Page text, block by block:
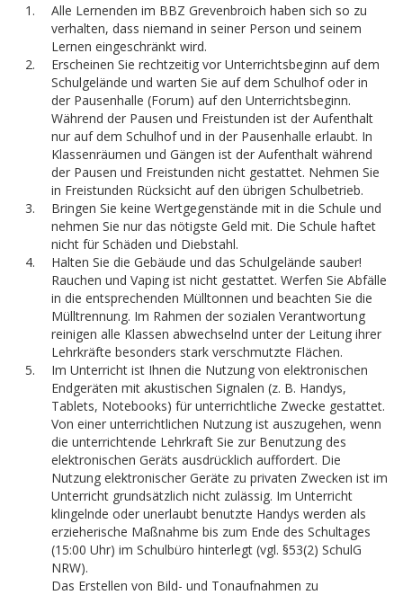
Alle Lernenden im BBZ Grevenbroich haben sich so zu
verhalten, dass niemand in seiner Person und seinem
Lernen eingeschränkt wird.
Erscheinen Sie rechtzeitig vor Unterrichtsbeginn auf dem
Schulgelände und warten Sie auf dem Schulhof oder in
der Pausenhalle (Forum) auf den Unterrichtsbeginn.
Während der Pausen und Freistunden ist der Aufenthalt
nur auf dem Schulhof und in der Pausenhalle erlaubt. In
Klassenräumen und Gängen ist der Aufenthalt während
der Pausen und Freistunden nicht gestattet. Nehmen Sie
in Freistunden Rücksicht auf den übrigen Schulbetrieb.
Bringen Sie keine Wertgegenstände mit in die Schule und
nehmen Sie nur das nötigste Geld mit. Die Schule haftet
nicht für Schäden und Diebstahl.
Halten Sie die Gebäude und das Schulgelände sauber!
Rauchen und Vaping ist nicht gestattet. Werfen Sie Abfälle
in die entsprechenden Mülltonnen und beachten Sie die
Mülltrennung. Im Rahmen der sozialen Verantwortung
reinigen alle Klassen abwechselnd unter der Leitung ihrer
Lehrkräfte besonders stark verschmutzte Flächen.
Im Unterricht ist Ihnen die Nutzung von elektronischen
Endgeräten mit akustischen Signalen (z. B. Handys,
Tablets, Notebooks) für unterrichtliche Zwecke gestattet.
Von einer unterrichtlichen Nutzung ist auszugehen, wenn
die unterrichtende Lehrkraft Sie zur Benutzung des
elektronischen Geräts ausdrücklich auffordert. Die
Nutzung elektronischer Geräte zu privaten Zwecken ist im
Unterricht grundsätzlich nicht zulässig. Im Unterricht
klingelnde oder unerlaubt benutzte Handys werden als
erzieherische Maßnahme bis zum Ende des Schultages
(15:00 Uhr) im Schulbüro hinterlegt (vgl. §53(2) SchulG
NRW).
Das Erstellen von Bild- und Tonaufnahmen zu